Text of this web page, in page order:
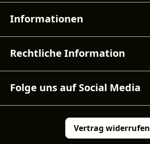
Informationen
Rechtliche Information
Folge uns auf Social Media
Vertrag widerrufen